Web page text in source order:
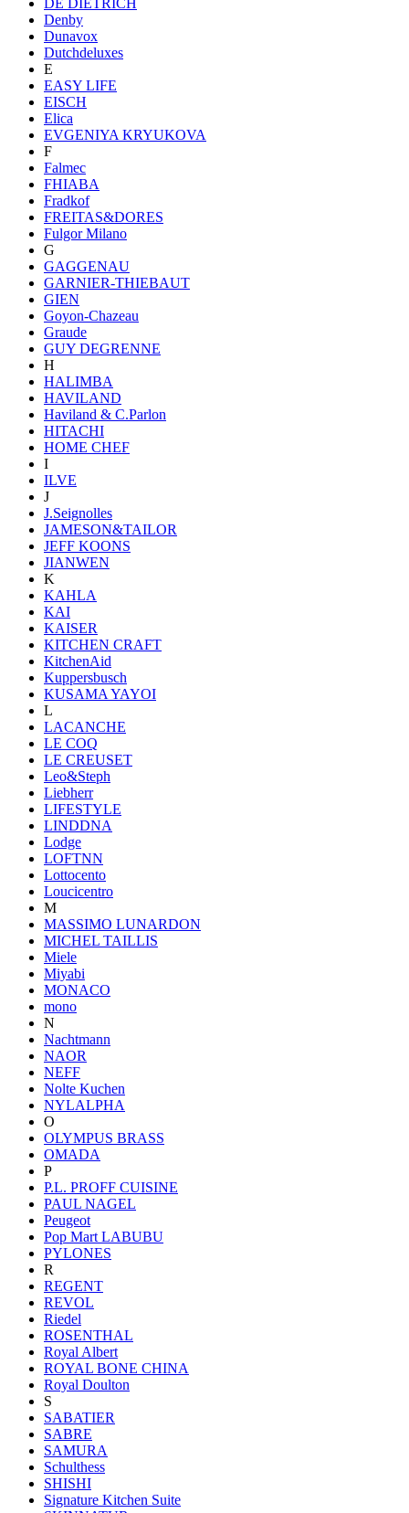
Denby
Dunavox
Dutchdeluxes
E
EASY LIFE
EISCH
Elica
EVGENIYA KRYUKOVA
F
Falmec
FHIABA
Fradkof
FREITAS&DORES
Fulgor Milano
G
GAGGENAU
GARNIER-THIEBAUT
GIEN
Goyon-Chazeau
Graude
GUY DEGRENNE
H
HALIMBA
HAVILAND
Haviland & C.Parlon
HITACHI
HOME CHEF
I
ILVE
J
J.Seignolles
JAMESON&TAILOR
JEFF KOONS
JIANWEN
K
KAHLA
KAI
KAISER
KITCHEN CRAFT
KitchenAid
Kuppersbusch
KUSAMA YAYOI
L
LACANCHE
LE COQ
LE CREUSET
Leo&Steph
Liebherr
LIFESTYLE
LINDDNA
Lodge
LOFTNN
Lottocento
Loucicentro
M
MASSIMO LUNARDON
MICHEL TAILLIS
Miele
Miyabi
MONACO
mono
N
Nachtmann
NAOR
NEFF
Nolte Kuchen
NYLALPHA
O
OLYMPUS BRASS
OMADA
P
P.L. PROFF CUISINE
PAUL NAGEL
Peugeot
Pop Mart LABUBU
PYLONES
R
REGENT
REVOL
Riedel
ROSENTHAL
Royal Albert
ROYAL BONE CHINA
Royal Doulton
S
SABATIER
SABRE
SAMURA
Schulthess
SHISHI
Signature Kitchen Suite